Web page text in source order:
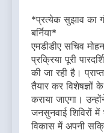
*प्रत्येक सुझाव का
बर्निया*
एमडीडीए सचिव
प्रक्रिया पूरी
की जा रही है।
तैयार कर विशेषज्ञों
कराया जाएगा।
जनसुनवाई शिविरों
विकास में अपनी